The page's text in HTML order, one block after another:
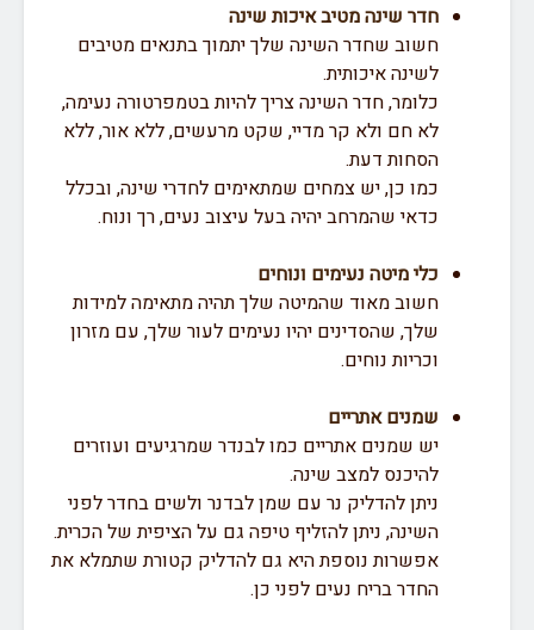
חדר שינה מטיב איכות שינה
חשוב שחדר השינה שלך יתמוך בתנאים מטיבים
לשינה איכותית.
כלומר, חדר השינה צריך להיות בטמפרטורה נעימה,
לא חם ולא קר מדיי, שקט מרעשים, ללא אור, ללא
הסחות דעת.
כמו כן, יש צמחים שמתאימים לחדרי שינה, ובכלל
כדאי שהמרחב יהיה בעל עיצוב נעים, רך ונוח.
כלי מיטה נעימים ונוחים
חשוב מאוד שהמיטה שלך תהיה מתאימה למידות
שלך, שהסדינים יהיו נעימים לעור שלך, עם מזרון
וכריות נוחים.
שמנים אתריים
יש שמנים אתריים כמו לבנדר שמרגיעים ועוזרים
להיכנס למצב שינה.
ניתן להדליק נר עם שמן לבדנר ולשים בחדר לפני
השינה, ניתן להזליף טיפה גם על הציפית של הכרית.
אפשרות נוספת היא גם להדליק קטורת שתמלא את
החדר בריח נעים לפני כן.